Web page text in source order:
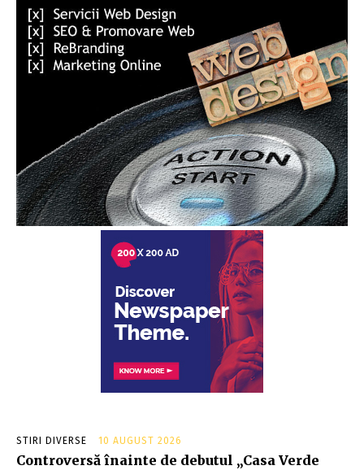
STIRI DIVERSE 10 AUGUST 2026
Controversă înainte de debutul „Casa Verde